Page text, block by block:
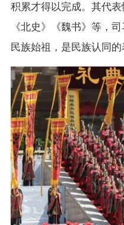
积累才得以完成。其代表
《北史》《魏书》等，
民族始祖，是民族认同